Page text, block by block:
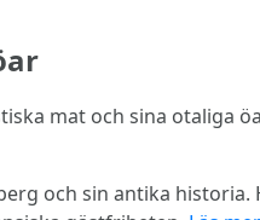
mat och sina otaliga
och sin antika